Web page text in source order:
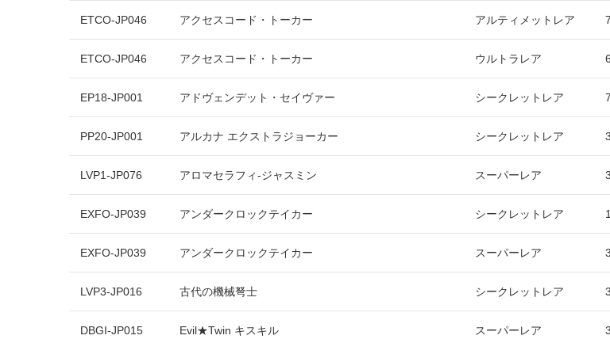
ETCO-JP046 アクセスコード・トーカー アルティメットレア
ETCO-JP046 アクセスコード・トーカー ウルトラレア
EP18-JP001 アドヴェンデット・セイヴァー シークレットレア
PP20-JP001 アルカナ エクストラジョーカー シークレットレア
LVP1-JP076 アロマセラフィ-ジャスミン スーパーレア
EXFO-JP039 アンダークロックテイカー シークレットレア
EXFO-JP039 アンダークロックテイカー スーパーレア
LVP3-JP016 古代の機械弩士 シークレットレア
DBGI-JP015 Evil★Twin キスキル スーパーレア